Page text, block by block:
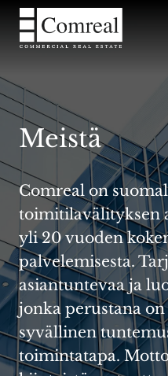
Meistä
Comreal on
toimitilavälityksen
yli 20 vuoden
palvelemisesta.
asiantuntevaa ja
jonka perustana
syvällinen
toimintatapa.